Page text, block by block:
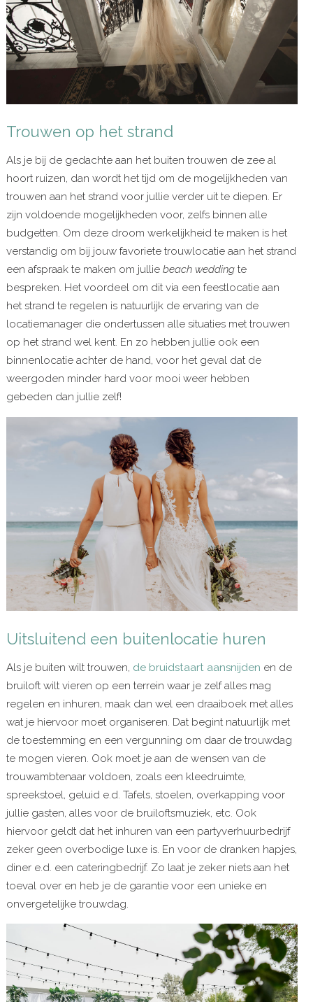
Trouwen op het strand
Als je bij de gedachte aan het buiten trouwen de zee al
hoort ruizen, dan wordt het tijd om de mogelijkheden van
trouwen aan het strand voor jullie verder uit te diepen. Er
zijn voldoende mogelijkheden voor, zelfs binnen alle
budgetten. Om deze droom werkelijkheid te maken is het
verstandig om bij jouw favoriete trouwlocatie aan het strand
een afspraak te maken om jullie beach weddingte
bespreken. Het voordeel om dit via een feestlocatie aan
het strand te regelen is natuurlijk de ervaring van de
locatiemanager die ondertussen alle situaties met trouwen
op het strand wel kent. En zo hebben jullie ook een
binnenlocatie achter de hand, voor het geval dat de
weergoden minder hard voor mooi weer hebben
gebeden dan jullie zelf!
Uitsluitend een buitenlocatie huren
Als je buiten wilt trouwen, de bruidstaart aansnijden en de
bruiloft wilt vieren op een terrein waar je zelf alles mag
regelen en inhuren, maak dan wel een draaiboek met alles
wat je hiervoor moet organiseren. Dat begint natuurlijk met
de toestemming en een vergunning om daar de trouwdag
te mogen vieren. Ook moet je aan de wensen van de
trouwambtenaar voldoen, zoals een kleedruimte,
spreekstoel, geluid e.d. Tafels, stoelen, overkapping voor
jullie gasten, alles voor de bruiloftsmuziek, etc. Ook
hiervoor geldt dat het inhuren van een partyverhuurbedrijf
zeker geen overbodige luxe is. En voor de dranken hapjes,
diner e.d. een cateringbedrijf. Zo laat je zeker niets aan het
toeval over en heb je de garantie voor een unieke en
onvergetelijke trouwdag.